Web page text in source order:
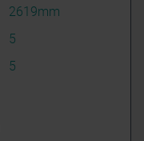
2619mm
5
5